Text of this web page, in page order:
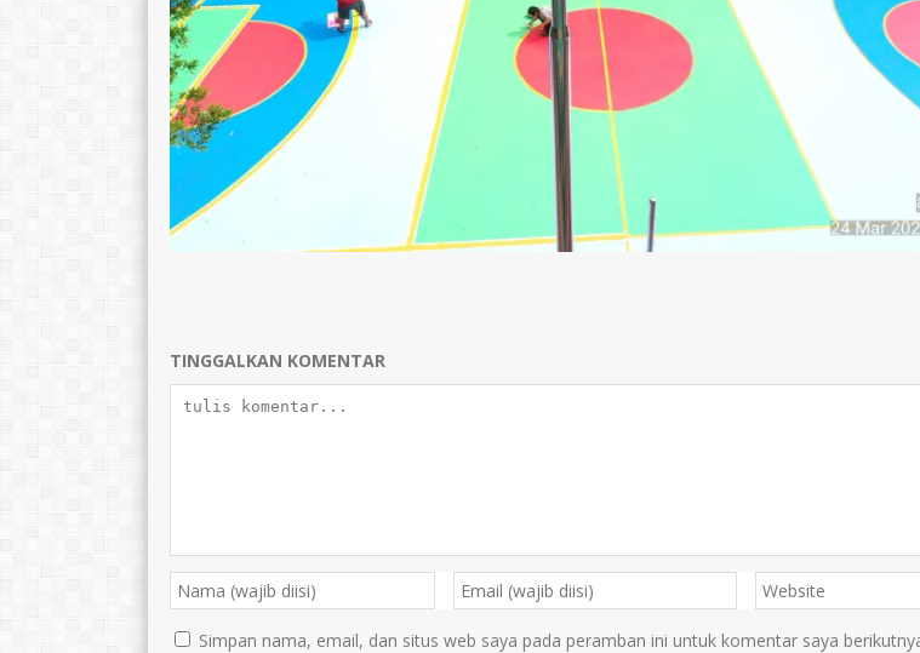
TINGGALKAN KOMENTAR
Simpan nama, email, dan situs web saya pada peramban ini untuk komentar saya